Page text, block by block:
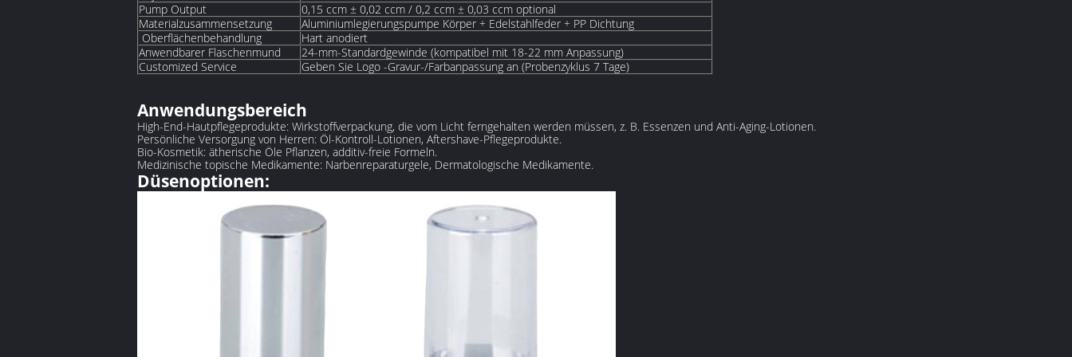
‌Pump Output‌
0,15 ccm ± 0,02 ccm / 0,2 ccm ± 0,03 ccm optional
Materialzusammensetzung
Aluminiumlegierungspumpe Körper + Edelstahlfeder + PP Dichtung
‌ Oberflächenbehandlung
Hart anodiert
Anwendbarer Flaschenmund
24-mm-Standardgewinde (kompatibel mit 18-22 mm Anpassung)
Customized Service
Geben Sie Logo -Gravur-/Farbanpassung an (Probenzyklus 7 Tage)
Anwendungsbereich
High-End-Hautpflegeprodukte: Wirkstoffverpackung, die vom Licht ferngehalten werden müssen, z. B. Essenzen und Anti-Aging-Lotionen.
Persönliche Versorgung von Herren: Öl-Kontroll-Lotionen, Aftershave-Pflegeprodukte.
Bio-Kosmetik: ätherische Öle Pflanzen, additiv-freie Formeln.
Medizinische topische Medikamente: Narbenreparaturgele, Dermatologische Medikamente.
Düsenoptionen: